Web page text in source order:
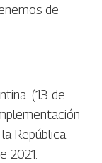
de
(13 de
República
2021.